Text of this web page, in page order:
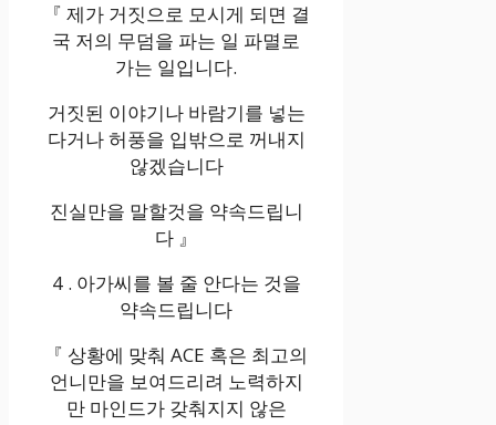
『 제가 거짓으로 모시게 되면 결
국 저의 무덤을 파는 일 파멸로
가는 일입니다.
거짓된 이야기나 바람기를 넣는
다거나 허풍을 입밖으로 꺼내지
않겠습니다
진실만을 말할것을 약속드립니
다 』
4 . 아가씨를 볼 줄 안다는 것을
약속드립니다
『 상황에 맞춰 ACE 혹은 최고의
언니만을 보여드리려 노력하지
만 마인드가 갖춰지지 않은